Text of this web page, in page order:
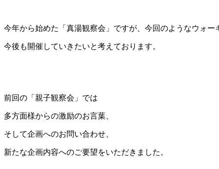
今年から始めた「真湯観察会」ですが、今回のようなウォー
今後も開催していきたいと考えております。
前回の「親子観察会」では
多方面様からの激励のお言葉、
そして企画へのお問い合わせ、
新たな企画内容へのご要望をいただきました。